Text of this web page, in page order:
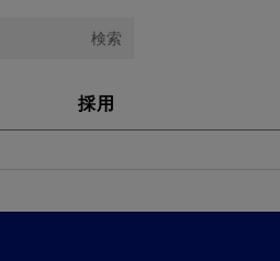
検索
採用